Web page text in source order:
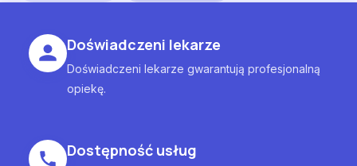
Doświadczeni lekarze
Doświadczeni lekarze gwarantują profesjonalną
opiekę.
Dostępność usług